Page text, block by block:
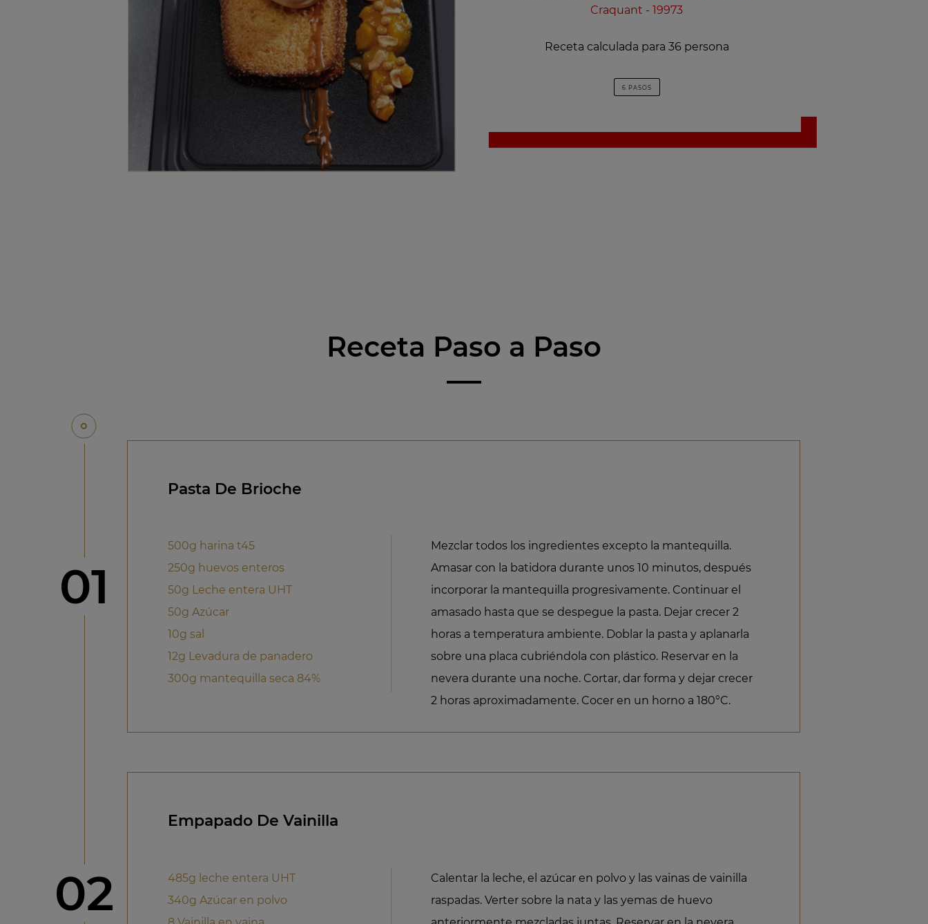
Craquant - 19973
Receta calculada para 36 persona
6 PASOS
Receta Paso a Paso
Paso
01
Pasta De Brioche
500g harina t45
250g huevos enteros
50g Leche entera UHT
50g Azúcar
10g sal
12g Levadura de panadero
300g mantequilla seca 84%
Mezclar todos los ingredientes excepto la mantequilla.
Amasar con la batidora durante unos 10 minutos, después
incorporar la mantequilla progresivamente. Continuar el
amasado hasta que se despegue la pasta. Dejar crecer 2
horas a temperatura ambiente. Doblar la pasta y aplanarla
sobre una placa cubriéndola con plástico. Reservar en la
nevera durante una noche. Cortar, dar forma y dejar crecer
2 horas aproximadamente. Cocer en un horno a 180°C.
Paso
02
Empapado De Vainilla
485g leche entera UHT
340g Azúcar en polvo
Calentar la leche, el azúcar en polvo y las vainas de vainilla
raspadas. Verter sobre la nata y las yemas de huevo